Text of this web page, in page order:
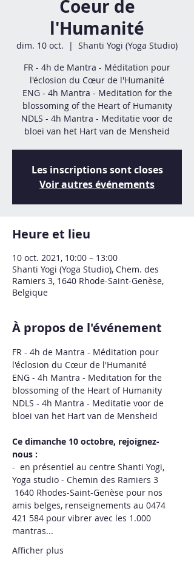
Coeur de
l'Humanité
dim. 10 oct.
  |
Shanti Yogi (Yoga Studio)
FR - 4h de Mantra - Méditation pour
l'éclosion du Cœur de l'Humanité
ENG - 4h Mantra - Meditation for the
blossoming of the Heart of Humanity
NDLS - 4h Mantra - Meditatie voor de
bloei van het Hart van de Mensheid
Les inscriptions sont closes
Voir autres événements
Heure et lieu
10 oct. 2021, 10:00 – 13:00
Shanti Yogi (Yoga Studio), Chem. des
Ramiers 3, 1640 Rhode-Saint-Genèse,
Belgique
À propos de l'événement
FR - 4h de Mantra - Méditation pour
l'éclosion du Cœur de l'Humanité
ENG - 4h Mantra - Meditation for the
blossoming of the Heart of Humanity
NDLS - 4h Mantra - Meditatie voor de
bloei van het Hart van de Mensheid
Ce dimanche 10 octobre, rejoignez-
nous :
-  en présentiel au centre Shanti Yogi,
Yoga studio - Chemin des Ramiers 3
1640 Rhodes-Saint-Genèse pour nos
amis belges, renseignements au 0474
421 584 pour vibrer avec les 1.000
mantras...
Afficher plus